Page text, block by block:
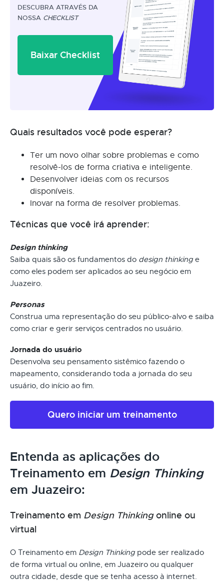
DESCUBRA ATRAVÉS DA
NOSSA CHECKLIST
Baixar Checklist
Quais resultados você pode esperar?
Ter um novo olhar sobre problemas e como
resolvê-los de forma criativa e inteligente.
Desenvolver ideias com os recursos
disponíveis.
Inovar na forma de resolver problemas.
Técnicas que você irá aprender:
Design thinking
Saiba quais são os fundamentos do design thinking e
como eles podem ser aplicados ao seu negócio em
Juazeiro.
Personas
Construa uma representação do seu público-alvo e saiba
como criar e gerir serviços centrados no usuário.
Jornada do usuário
Desenvolva seu pensamento sistêmico fazendo o
mapeamento, considerando toda a jornada do seu
usuário, do início ao fim.
Quero iniciar um treinamento
Entenda as aplicações do
Treinamento em Design Thinking
em Juazeiro:
Treinamento em Design Thinkingonline ou
virtual
O Treinamento em Design Thinking pode ser realizado
de forma virtual ou online, em Juazeiro ou qualquer
outra cidade, desde que se tenha acesso à internet.